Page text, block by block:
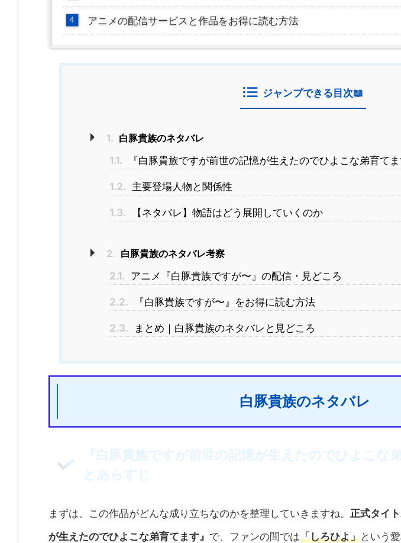
アニメの配信サービスと作品をお得に読む方法
ジャンプできる目次📖
1. 白豚貴族のネタバレ
1.1.
『白豚貴族ですが前世の記憶が生えたのでひよこな弟育て
1.2. 主要登場人物と関係性
1.3. 【ネタバレ】物語はどう展開していくのか
2. 白豚貴族のネタバレ考察
2.1. アニメ『白豚貴族ですが〜』の配信・見どころ
2.2. 『白豚貴族ですが〜』をお得に読む方法
2.3. まとめ｜白豚貴族のネタバレと見どころ
白豚貴族のネタバレ
『白豚貴族ですが前世の記憶が生えたのでひよこな
とあらすじ
まずは、この作品がどんな成り立ちなのかを整理していきますね。 正式タイ
が生えたのでひよこな弟育てます』 で、ファンの間では「しろひよ」という